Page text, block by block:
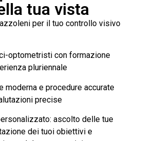
tua vista
per il tuo controllo visivo
optometristi con formazione
pluriennale
moderna e procedure accurate
precise
ascolto delle tue
dei tuoi obiettivi e